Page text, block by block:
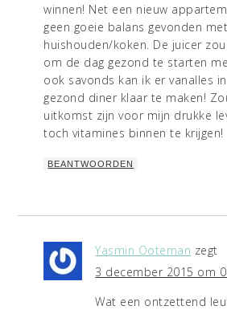
winnen! Net een nieuw
geen goeie balans gevonden
huishouden/koken. De juicer
om de dag gezond te starten
ook savonds kan ik er vanalles
gezond diner klaar te maken!
uitkomst zijn voor mijn drukke
toch vitamines binnen te krijgen!
BEANTWOORDEN
Yasmin Ooteman zegt
3 december 2015 om
Wat een ontzettend